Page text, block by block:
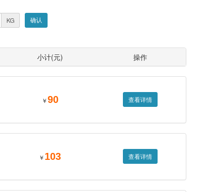
KG
小计(元) 操作
￥ 90 查看详情
￥ 103 查看详情